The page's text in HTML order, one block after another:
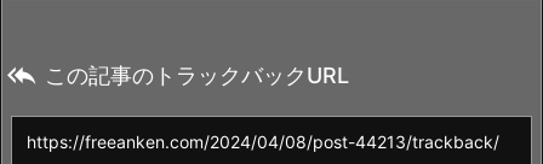
 この記事のトラックバックURL